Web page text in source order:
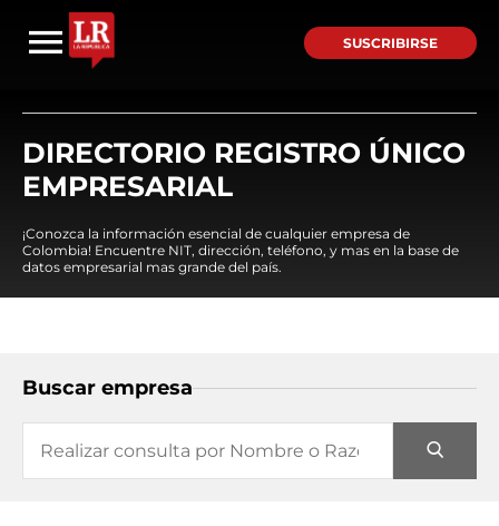
SUSCRIBIRSE
DIRECTORIO REGISTRO ÚNICO
EMPRESARIAL
¡Conozca la información esencial de cualquier empresa de
Colombia! Encuentre NIT, dirección, teléfono, y mas en la base de
datos empresarial mas grande del país.
Buscar empresa